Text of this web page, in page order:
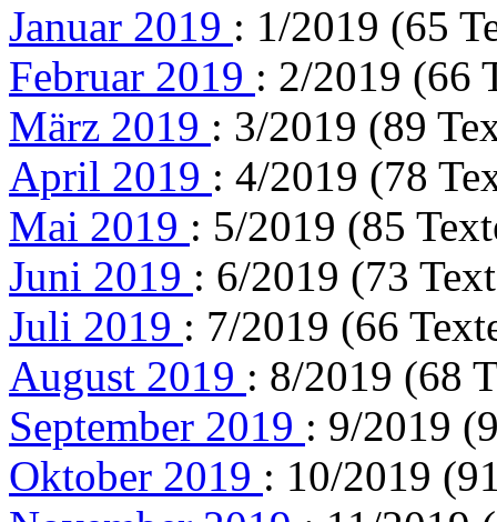
Januar 2019 : 1/2019 (65
Februar 2019 : 2/2019 (66
März 2019 : 3/2019 (89
April 2019 : 4/2019 (78
Mai 2019 : 5/2019 (85
Juni 2019 : 6/2019 (73
Juli 2019 : 7/2019 (66
August 2019 : 8/2019 (68
September 2019 : 9/2019
Oktober 2019 : 10/2019